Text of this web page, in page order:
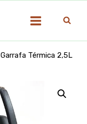
Garrafa Térmica 2,5L